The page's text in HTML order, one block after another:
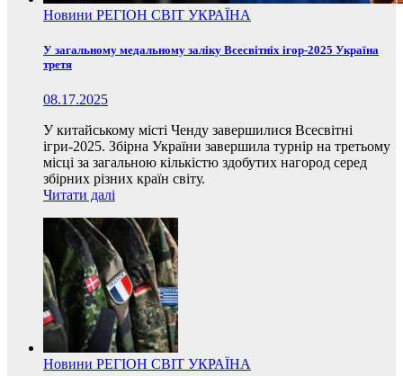
Новини РЕГІОН СВІТ УКРАЇНА
У загальному медальному заліку Всесвітніх ігор-2025 Україна
третя
08.17.2025
У китайському місті Ченду завершилися Всесвітні
ігри-2025. Збірна України завершила турнір на третьому
місці за загальною кількістю здобутих нагород серед
збірних різних країн світу.
Читати далі
Новини РЕГІОН СВІТ УКРАЇНА